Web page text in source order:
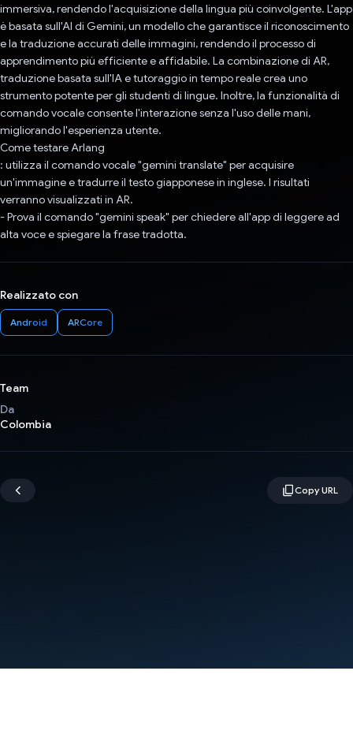
immersiva, rendendo l'acquisizione della lingua più coinvolgente. L'app
è basata sull'AI di Gemini, un modello che garantisce il riconoscimento
e la traduzione accurati delle immagini, rendendo il processo di
apprendimento più efficiente e affidabile. La combinazione di AR,
traduzione basata sull'IA e tutoraggio in tempo reale crea uno
strumento potente per gli studenti di lingue. Inoltre, la funzionalità di
comando vocale consente l'interazione senza l'uso delle mani,
migliorando l'esperienza utente.
Come testare Arlang
: utilizza il comando vocale "gemini translate" per acquisire
un'immagine e tradurre il testo giapponese in inglese. I risultati
verranno visualizzati in AR.
- Prova il comando "gemini speak" per chiedere all'app di leggere ad
alta voce e spiegare la frase tradotta.
Realizzato con
Android ARCore
Team
Da
Colombia